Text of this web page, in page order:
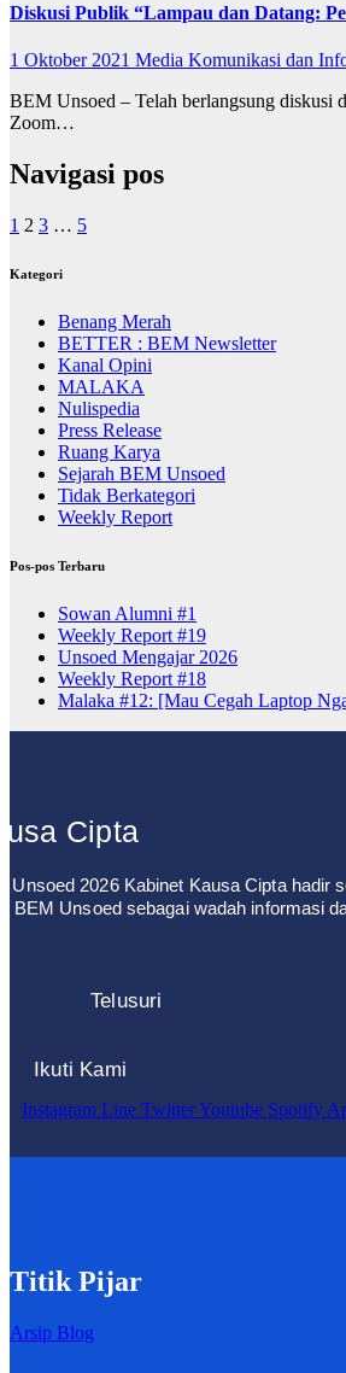
Diskusi Publik “Lampau dan Datang:
1 Oktober 2021 Media Komunikasi dan
BEM Unsoed – Telah berlangsung diskusi
Zoom…
Navigasi pos
1 2 3 … 5
Kategori
Benang Merah
BETTER : BEM Newsletter
Kanal Opini
MALAKA
Nulispedia
Press Release
Ruang Karya
Sejarah BEM Unsoed
Tidak Berkategori
Weekly Report
Pos-pos Terbaru
Sowan Alumni #1
Weekly Report #19
Unsoed Mengajar 2026
Weekly Report #18
Malaka #12: [Mau Cegah Laptop
Cipta
Unsoed 2026 Kabinet Kausa Cipta hadir
BEM Unsoed sebagai wadah informasi
Telusuri
Ikuti Kami
Instagram Line TwitterYoutube Spotify
Titik Pijar
Arsip Blog